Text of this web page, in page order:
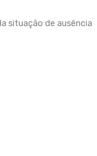
situação de ausência